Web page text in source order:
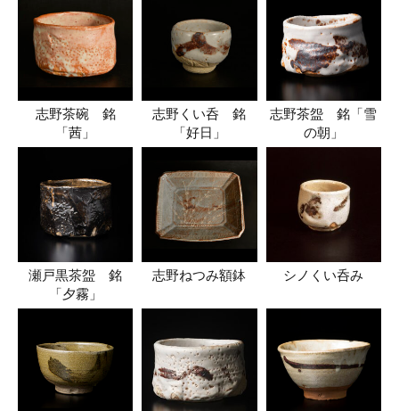
志野茶碗 銘
「茜」
志野くい呑 銘
「好日」
志野茶盌 銘「雪
の朝」
瀬戸黒茶盌 銘
「夕霧」
志野ねつみ額鉢 シノくい呑み